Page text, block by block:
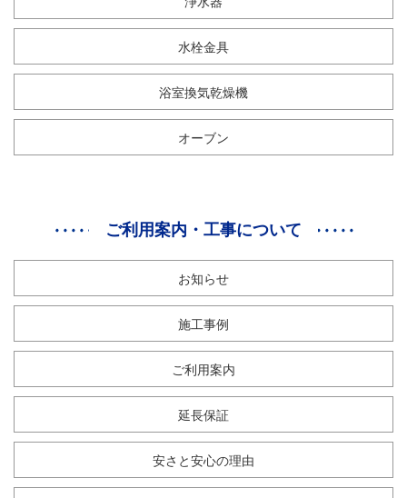
水栓金具
浴室換気乾燥機
オーブン
ご利用案内・工事について
お知らせ
施工事例
ご利用案内
延長保証
安さと安心の理由